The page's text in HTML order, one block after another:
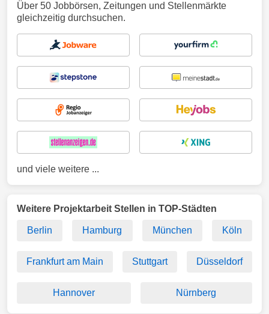
Über 50 Jobbörsen, Zeitungen und Stellenmärkte
gleichzeitig durchsuchen.
und viele weitere ...
Weitere Projektarbeit Stellen in TOP-Städten
Berlin Hamburg München Köln
Frankfurt am Main Stuttgart Düsseldorf
Hannover Nürnberg